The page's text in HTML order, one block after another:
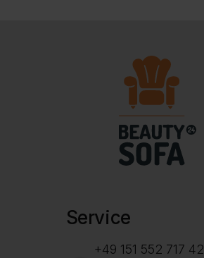
Service
+49 151 552 717 42